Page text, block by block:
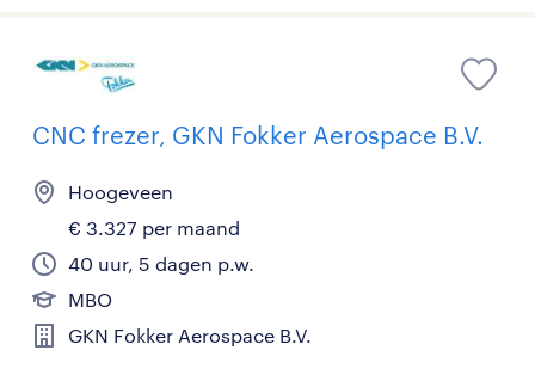
CNC frezer, GKN Fokker Aerospace B.V.
Hoogeveen
€ 3.327 per maand
40 uur, 5 dagen p.w.
MBO
GKN Fokker Aerospace B.V.